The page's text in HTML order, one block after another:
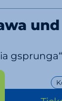
und
gsprunga“